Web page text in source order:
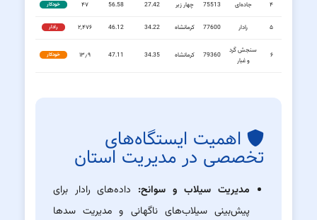
۴ جاده‌ای 75513 چهار زبر 27.42
56.58 ۴۷ خودکار
۵ رادار 77600 کرمانشاه 34.22
46.12 ۲,۴۷۶ رادار
۶
سنجش گرد
و غبار
79360 کرمانشاه 34.35
47.11 ۱۳٫۹ خودکار
اهمیت ایستگاه‌های
تخصصی در مدیریت استان
مدیریت سیلاب و سوانح: داده‌های رادار برای
پیش‌بینی سیلاب‌های ناگهانی و مدیریت سدها